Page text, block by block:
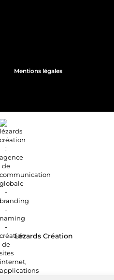
Mentions légales
Lézards Création